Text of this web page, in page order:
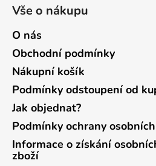
Vše o nákupu
O nás
Obchodní podmínky
Nákupní košík
Podmínky odstoupení od
Jak objednat?
Podmínky ochrany
Informace o získání
zboží